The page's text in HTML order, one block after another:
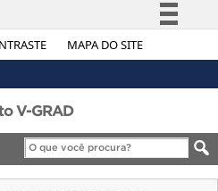
MAPA DO SITE
Simplifique!
Legislação
Canais
V-GRAD